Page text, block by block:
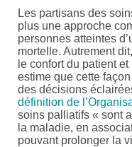
Les partisans des
plus une approche
personnes atteintes
mortelle. Autrement
le confort du patient
estime que cette
des décisions
définition de
soins palliatifs « sont
la maladie, en
pouvant prolonger la